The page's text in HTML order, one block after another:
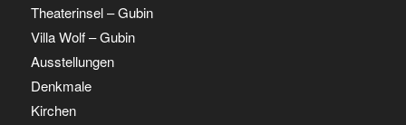
Theaterinsel – Gubin
Villa Wolf – Gubin
Ausstellungen
Denkmale
Kirchen